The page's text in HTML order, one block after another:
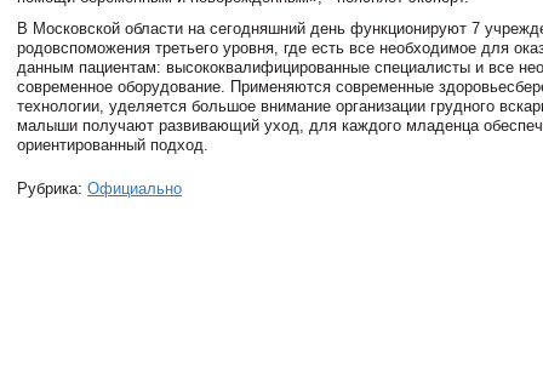
В Московской области на сегодняшний день функционируют 7
родовспоможения третьего уровня, где есть все необходимое для
данным пациентам: высококвалифицированные специалисты и все
современное оборудование. Применяются современные
технологии, уделяется большое внимание организации грудного
малыши получают развивающий уход, для каждого младенца
ориентированный подход.
Рубрика: Официально